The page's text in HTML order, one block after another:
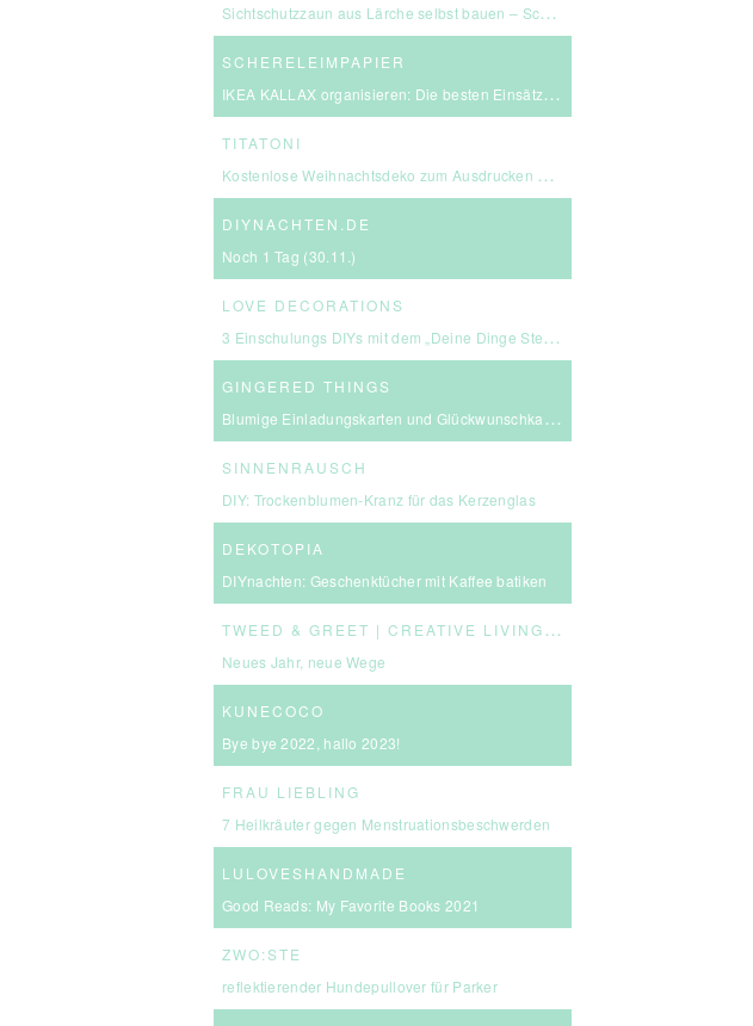
Sichtschutzzaun aus Lärche selbst bauen – Schritt-für-Schritt-Anleitung & Kosten
SCHERELEIMPAPIER
IKEA KALLAX organisieren: Die besten Einsätze für mehr Ordnung
TITATONI
Kostenlose Weihnachtsdeko zum Ausdrucken – eine kleine Girlande für euer Zuhause ☆
DIYNACHTEN.DE
Noch 1 Tag (30.11.)
LOVE DECORATIONS
3 Einschulungs DIYs mit dem „Deine Dinge Stempel – School Edition“ #BackToSchool + Gewinnspiel
GINGERED THINGS
Blumige Einladungskarten und Glückwunschkarten von Send a Smile
SINNENRAUSCH
DIY: Trockenblumen-Kranz für das Kerzenglas
DEKOTOPIA
DIYnachten: Geschenktücher mit Kaffee batiken
T
WEED & GREET | CREATIVE LIVING & BOLD CHOICES
Neues Jahr, neue Wege
KUNECOCO
Bye bye 2022, hallo 2023!
FRAU LIEBLING
7 Heilkräuter gegen Menstruationsbeschwerden
LULOVESHANDMADE
Good Reads: My Favorite Books 2021
ZWO:STE
reflektierender Hundepullover für Parker